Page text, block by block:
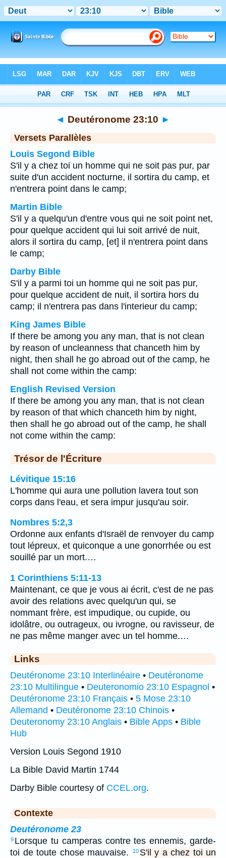
>Chapitre 23 > Verset 10
◄ Deutéronome 23:10 ►
Versets Parallèles
Louis Segond Bible
S'il y a chez toi un homme qui ne soit pas pur, par
suite d'un accident nocturne, il sortira du camp, et
n'entrera point dans le camp;
Martin Bible
S'il y a quelqu'un d'entre vous qui ne soit point net,
pour quelque accident qui lui soit arrivé de nuit,
alors il sortira du camp, [et] il n'entrera point dans
le camp;
Darby Bible
S'il y a parmi toi un homme qui ne soit pas pur,
pour quelque accident de nuit, il sortira hors du
camp; il n'entrera pas dans l'interieur du camp;
King James Bible
If there be among you any man, that is not clean
by reason of uncleanness that chanceth him by
night, then shall he go abroad out of the camp, he
shall not come within the camp:
English Revised Version
If there be among you any man, that is not clean
by reason of that which chanceth him by night,
then shall he go abroad out of the camp, he shall
not come within the camp:
Trésor de l'Écriture
Lévitique 15:16
L'homme qui aura une pollution lavera tout son
corps dans l'eau, et sera impur jusqu'au soir.
Nombres 5:2,3
Ordonne aux enfants d'Israël de renvoyer du camp
tout lépreux, et quiconque a une gonorrhée ou est
souillé par un mort.…
1 Corinthiens 5:11-13
Maintenant, ce que je vous ai écrit, c'est de ne pas
avoir des relations avec quelqu'un qui, se
nommant frère, est impudique, ou cupide, ou
idolâtre, ou outrageux, ou ivrogne, ou ravisseur, de
ne pas même manger avec un tel homme.…
Links
Deutéronome 23:10 Interlinéaire • Deutéronome
23:10 Multilingue • Deuteronomio 23:10 Espagnol •
Deutéronome 23:10 Français • 5 Mose 23:10
Allemand • Deutéronome 23:10 Chinois •
Deuteronomy 23:10 Anglais • Bible Apps • Bible
Hub
Version Louis Segond 1910
La Bible David Martin 1744
Darby Bible courtesy of CCEL.org.
Contexte
Deutéronome 23
9 Lorsque tu camperas contre tes ennemis, garde-
toi de toute chose mauvaise.
10 S'il y a chez toi un